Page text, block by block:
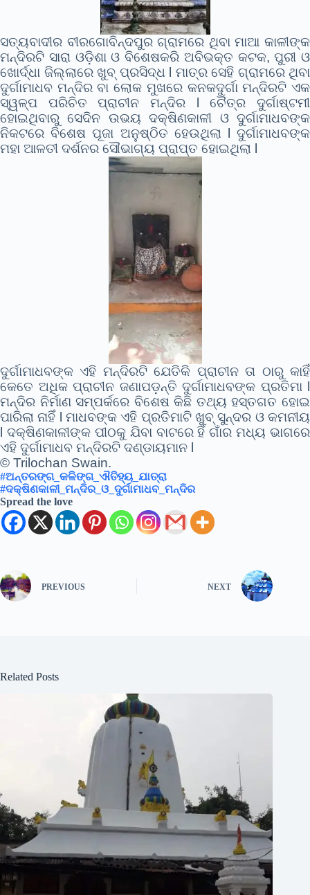
ସତ୍ୟବାଦୀର ବୀରଗୋବିନ୍ଦପୁର ଗ୍ରାମରେ ଥିବା ମାଆ କାଳୀଙ୍କ
ମନ୍ଦିରଟି ସାରା ଓଡ଼ିଶା ଓ ବିଶେଷକରି ଅବିଭକ୍ତ କଟକ, ପୁରୀ ଓ
ଖୋର୍ଦ୍ଧା ଜିଲ୍ଲାରେ ଖୁବ୍ ପ୍ରସିଦ୍ଧ l ମାତ୍ର ସେହି ଗ୍ରାମରେ ଥିବା
ଦୁର୍ଗାମାଧବ ମନ୍ଦିର ବା ଲୋକ ମୁଖରେ କନକଦୁର୍ଗା ମନ୍ଦିରଟି ଏକ
ସ୍ୱଳ୍ପ ପରିଚିତ ପ୍ରାଚୀନ ମନ୍ଦିର l ଚୈତ୍ର ଦୁର୍ଗାଷ୍ଟମୀ
ହୋଇଥିବାରୁ ସେଦିନ ଉଭୟ ଦକ୍ଷିଣକାଳୀ ଓ ଦୁର୍ଗାମାଧବଙ୍କ
ନିକଟରେ ବିଶେଷ ପୂଜା ଅନୁଷ୍ଠିତ ହେଉଥିଲା l ଦୁର୍ଗାମାଧବଙ୍କ
ମହା ଆଳତୀ ଦର୍ଶନର ସୌଭାଗ୍ୟ ପ୍ରାପ୍ତ ହୋଇଥିଲା l
ଦୁର୍ଗାମାଧବଙ୍କ ଏହି ମନ୍ଦିରଟି ଯେତିକି ପ୍ରାଚୀନ ତା ଠାରୁ କାହିଁ
କେତେ ଅଧିକ ପ୍ରାଚୀନ ଜଣାପଡ଼ନ୍ତି ଦୁର୍ଗାମାଧବଙ୍କ ପ୍ରତିମା l
ମନ୍ଦିର ନିର୍ମାଣ ସମ୍ପର୍କରେ ବିଶେଷ କିଛି ତଥ୍ୟ ହସ୍ତଗତ ହୋଇ
ପାରିଲା ନାହିଁ l ମାଧବଙ୍କ ଏହି ପ୍ରତିମାଟି ଖୁବ୍ ସୁନ୍ଦର ଓ କମନୀୟ
l ଦକ୍ଷିଣକାଳୀଙ୍କ ପୀଠକୁ ଯିବା ବାଟରେ ହିଁ ଗାଁର ମଧ୍ୟ ଭାଗରେ
ଏହି ଦୁର୍ଗାମାଧବ ମନ୍ଦିରଟି ଦଣ୍ଡାୟମାନ l
© Trilochan Swain.
#ଅନ୍ତରଙ୍ଗ_କଳିଙ୍ଗ_ଐତିହ୍ୟ_ଯାତ୍ରା
#ଦକ୍ଷିଣକାଳୀ_ମନ୍ଦିର_ଓ_ଦୁର୍ଗାମାଧବ_ମନ୍ଦିର
Spread the love
PREVIOUS NEXT
Related Posts